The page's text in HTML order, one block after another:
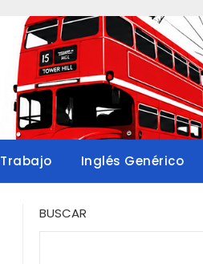
Trabajo Inglés Genérico
BUSCAR